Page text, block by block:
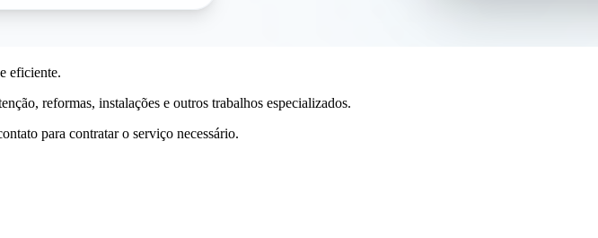
eficiente.
reformas, instalações e outros trabalhos especializados.
para contratar o serviço necessário.